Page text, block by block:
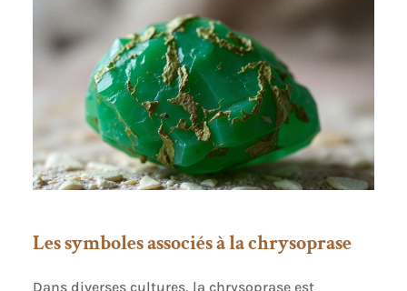
Les symboles associés à la chrysoprase
Dans diverses cultures, la chrysoprase est